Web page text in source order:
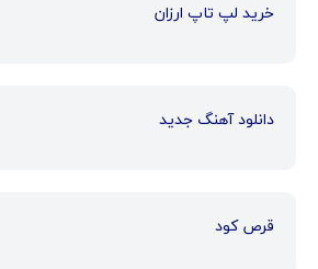
خرید لپ تاپ ارزان
دانلود آهنگ جدید
قرص کود